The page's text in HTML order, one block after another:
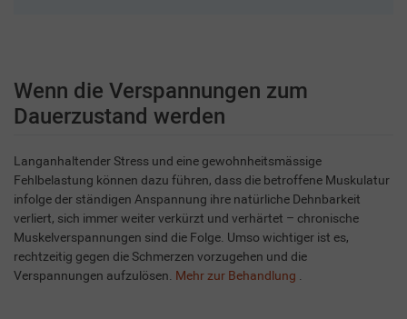
Wenn die Verspannungen zum
Dauerzustand werden
Langanhaltender Stress und eine gewohnheitsmässige
Fehlbelastung können dazu führen, dass die betroffene Muskulatur
infolge der ständigen Anspannung ihre natürliche Dehnbarkeit
verliert, sich immer weiter verkürzt und verhärtet – chronische
Muskelverspannungen sind die Folge. Umso wichtiger ist es,
rechtzeitig gegen die Schmerzen vorzugehen und die
Verspannungen aufzulösen. Mehr zur Behandlung .